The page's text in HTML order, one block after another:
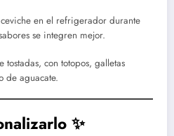
en el refrigerador durante
se integren mejor.
con totopos, galletas
de aguacate.
✨